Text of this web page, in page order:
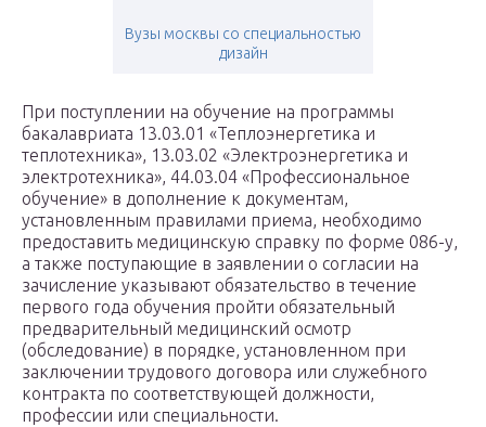
Вузы москвы со специальностью
дизайн
При поступлении на обучение на программы
бакалавриата 13.03.01 «Теплоэнергетика и
теплотехника», 13.03.02 «Электроэнергетика и
электротехника», 44.03.04 «Профессиональное
обучение» в дополнение к документам,
установленным правилами приема, необходимо
предоставить медицинскую справку по форме 086-у,
а также поступающие в заявлении о согласии на
зачисление указывают обязательство в течение
первого года обучения пройти обязательный
предварительный медицинский осмотр
(обследование) в порядке, установленном при
заключении трудового договора или служебного
контракта по соответствующей должности,
профессии или специальности.